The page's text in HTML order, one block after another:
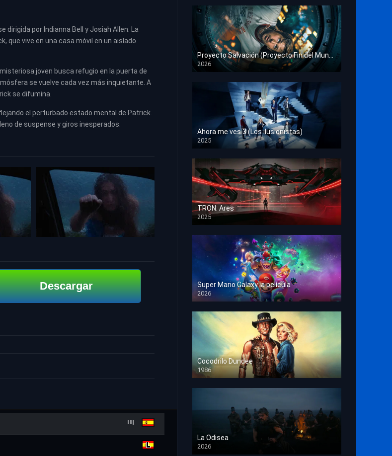
dirigida por Indianna Bell y Josiah Allen. La
que vive en una casa móvil en un aislado
joven busca refugio en la puerta de
se vuelve cada vez más inquietante. A
se difumina.
el perturbado estado mental de Patrick.
de suspense y giros inesperados.
Descargar
Proyecto Salvación (Proyecto Fin del Mundo)
2026
HD 1080p
Ahora me ves 3 (Los ilusionistas)
2025
HD 1080p
TRON: Ares
2025
HD 1080p
Super Mario Galaxy la película
2026
HD 1080p
Cocodrilo Dundee
1986
HD 1080p
La Odisea
2026
TS Screener